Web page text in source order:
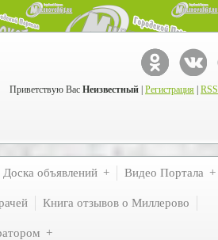
Приветствую Вас Неизвестный Регистрация RSS
Доска объявлений Видео Портала
Книга отзывов о Миллерово